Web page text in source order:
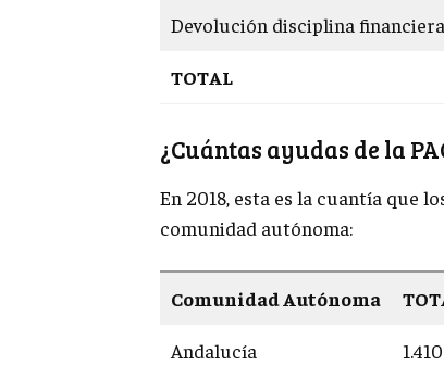
Devolución disciplina
TOTAL
¿Cuántas ayudas de la
En 2018, esta es la cuantía que
comunidad autónoma:
Comunidad Autónoma
Andalucía